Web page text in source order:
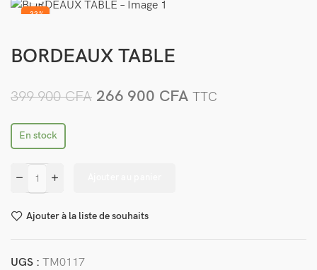
-33%
BORDEAUX TABLE
399 900CFA 266 900 CFA TTC
En stock
Ajouter à la liste de souhaits
UGS : TM0117